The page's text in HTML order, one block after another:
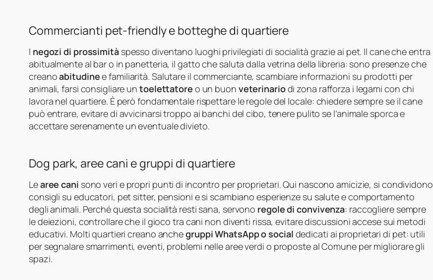
Commercianti pet-friendly e botteghe di quartiere
I negozi di prossimitàspesso diventano luoghi privilegiati di socialità grazie ai pet. Il cane che entra
abitualmente al bar o in panetteria, il gatto che saluta dalla vetrina della libreria: sono presenze che
creanoabitudinee familiarità. Salutare il commerciante, scambiare informazioni su prodotti per
animali, farsi consigliare un toelettatore o un buon veterinariodi zona rafforza i legami con chi
lavora nel quartiere. È però fondamentale rispettare le regole del locale: chiedere sempre se il cane
può entrare, evitare di avvicinarsi troppo ai banchi del cibo, tenere pulito se l’animale sporca e
accettare serenamente un eventuale divieto.
Dog park, aree cani e gruppi di quartiere
Learee cani sono veri e propri punti di incontro per proprietari. Qui nascono amicizie, si condividono
consigli su educatori, pet sitter, pensioni e si scambiano esperienze su salute e comportamento
degli animali. Perché questa socialità resti sana, servono regole di convivenza: raccogliere sempre
le deiezioni, controllare che il gioco tra cani non diventi rissa, evitare discussioni accese sui metodi
educativi. Molti quartieri creano anchegruppi WhatsApp o social dedicati ai proprietari di pet: utili
per segnalare smarrimenti, eventi, problemi nelle aree verdi o proposte al Comune per migliorare gli
spazi.